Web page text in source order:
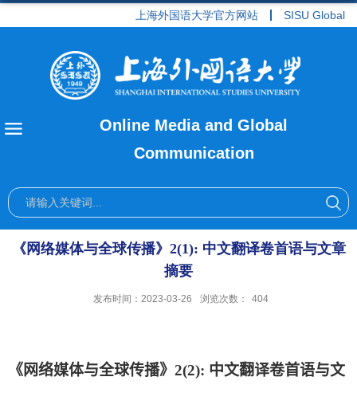
上海外国语大学官方网站 SISU Global
Online Media and Global
Communication
​《网络媒体与全球传播》2(1): 中文翻译卷首语与文章
摘要
发布时间：2023-03-26 浏览次数： 404
《网络媒体与全球传播》2(2): 中文翻译卷首语与文